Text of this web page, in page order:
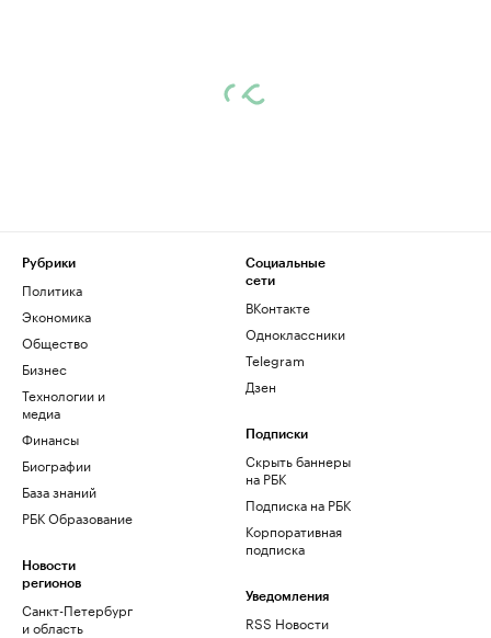
Рубрики
Политика
Экономика
Общество
Бизнес
Технологии и
медиа
Финансы
Биографии
База знаний
РБК Образование
Новости
регионов
Санкт-Петербург
и область
Социальные
сети
ВКонтакте
Одноклассники
Telegram
Дзен
Подписки
Скрыть баннеры
на РБК
Подписка на РБК
Корпоративная
подписка
Уведомления
RSS Новости